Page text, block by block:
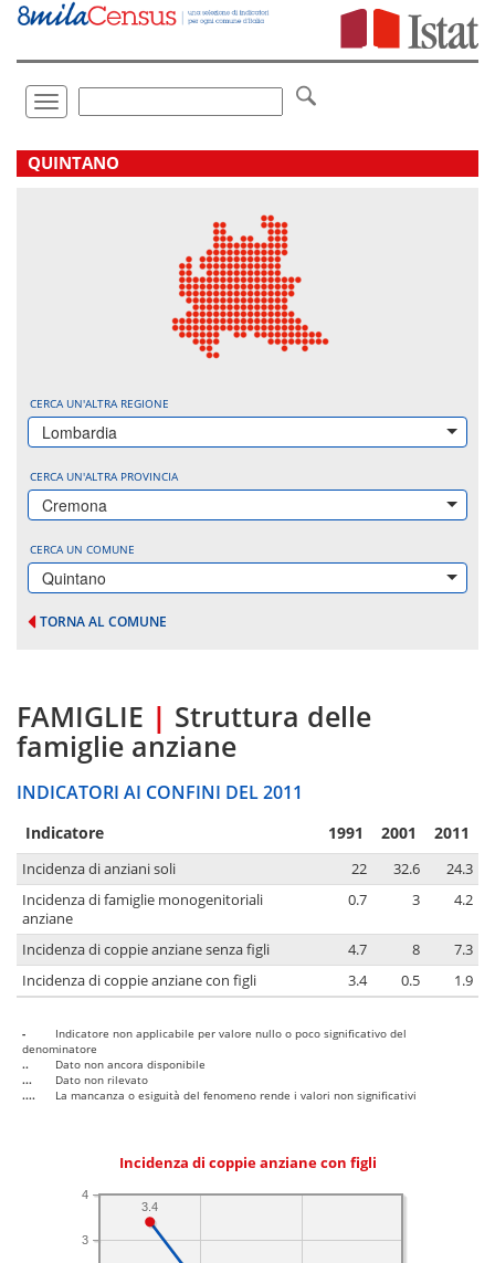
Vai
direttamente
Toggle
navigation
.
QUINTANO
CERCA UN'ALTRA REGIONE
Lombardia
CERCA UN'ALTRA PROVINCIA
Cremona
CERCA UN COMUNE
Quintano
TORNA AL COMUNE
FAMIGLIE | Struttura delle
famiglie anziane
INDICATORI AI CONFINI DEL 2011
Indicatore 1991 2001 2011
Incidenza di anziani soli 22 32.6
24.3
Incidenza di famiglie monogenitoriali
anziane
0.7 3 4.2
Incidenza di coppie anziane senza figli 4.7 8
7.3
Incidenza di coppie anziane con figli
3.4 0.5 1.9
-
Indicatore non applicabile per valore nullo o poco significativo del
denominatore
..
Dato non ancora disponibile
...
Dato non rilevato
....
La mancanza o esiguità del fenomeno rende i valori non significativi
Incidenza di coppie anziane con figli
3
4
3.4